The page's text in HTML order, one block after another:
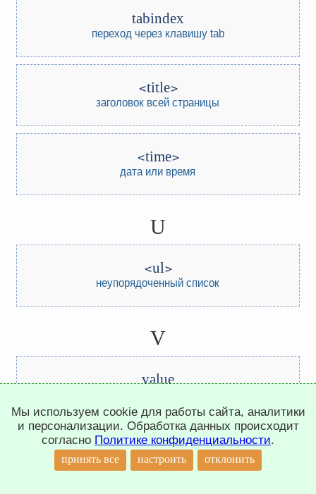
tabindex
переход через клавишу tab
title
заголовок всей страницы
time
дата или время
U
ul
неупорядоченный список
V
value
video
видео плейер
Мы используем cookie для работы сайта, аналитики
и персонализации. Обработка данных происходит
согласно Политике конфиденциальности.
принять все настроить отклонить